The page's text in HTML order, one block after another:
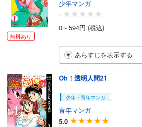
無料あり
少年マンガ
-
0～594円 (税込)
あらすじを表示する
Oh！透明人間21
少年・青年マンガ
青年マンガ
5.0